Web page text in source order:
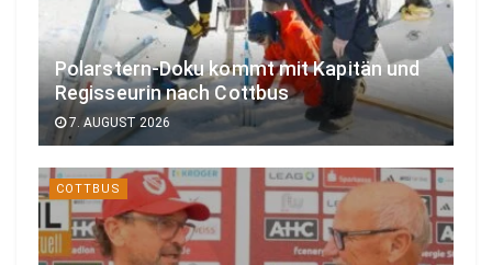
Polarstern-Doku kommt mit Kapitän und
Regisseurin nach Cottbus
7. AUGUST 2026
COTTBUS